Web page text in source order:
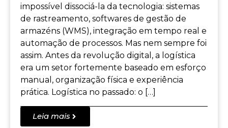
impossível dissociá-la da tecnologia: sistemas
de rastreamento, softwares de gestão de
armazéns (WMS), integração em tempo real e
automação de processos. Mas nem sempre foi
assim. Antes da revolução digital, a logística
era um setor fortemente baseado em esforço
manual, organização física e experiência
prática. Logística no passado: o […]
Leia mais